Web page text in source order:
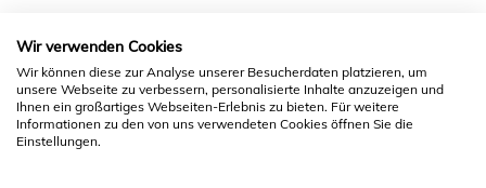
Qualität seit 1993
* Alle Preise inkl. gesetzl. Mehrwertsteuer zzgl.
Versandkostenund ggf. Nachnahmegebühren, wenn nicht
Wir verwenden Cookies
Wir können diese zur Analyse unserer Besucherdaten platzieren, um
unsere Webseite zu verbessern, personalisierte Inhalte anzuzeigen und
Ihnen ein großartiges Webseiten-Erlebnis zu bieten. Für weitere
Informationen zu den von uns verwendeten Cookies öffnen Sie die
Einstellungen.